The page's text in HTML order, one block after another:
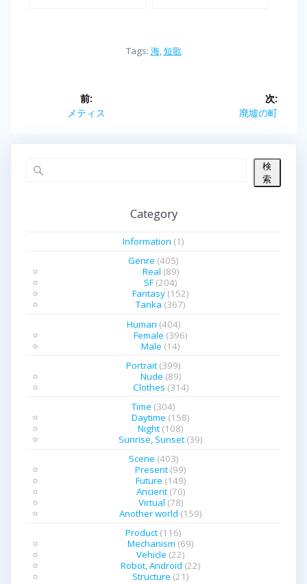
Tags: 海,短歌
前:
前
メティス
次:
次
廃墟の町
検
索
Category
Information (1)
Genre (405)
Real (89)
SF(204)
Fantasy (152)
Tanka (367)
Human (404)
Female (396)
Male (14)
Portrait (399)
Nude (89)
Clothes (314)
Time (304)
Daytime (158)
Night (108)
Sunrise, Sunset (39)
Scene (403)
Present (99)
Future (149)
Ancient(70)
Virtual (78)
Another world (159)
Product (116)
Mechanism (69)
Vehicle (22)
Robot, Android (22)
Structure (21)